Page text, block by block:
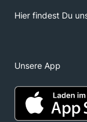
Unsere App